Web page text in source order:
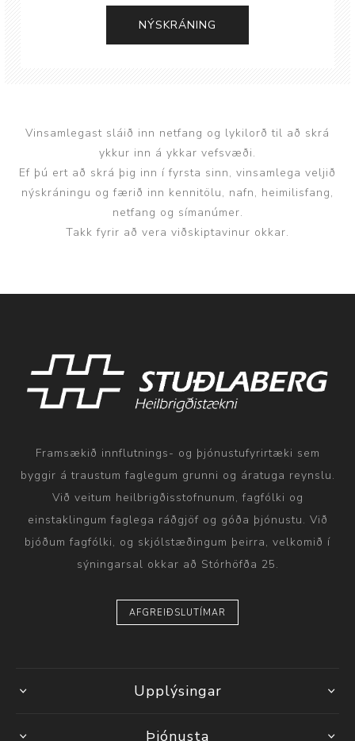
Vinsamlegast sláið inn netfang og lykilorð til að skrá
ykkur inn á ykkar vefsvæði.
Ef þú ert að skrá þig inn í fyrsta sinn, vinsamlega veljið
nýskráningu og færið inn kennitölu, nafn, heimilisfang,
netfang og símanúmer.
Takk fyrir að vera viðskiptavinur okkar.
Framsækið innflutnings- og þjónustufyrirtæki sem
byggir á traustum faglegum grunni og áratuga reynslu.
Við veitum heilbrigðisstofnunum, fagfólki og
einstaklingum faglega ráðgjöf og góða þjónustu. Við
bjóðum fagfólki, og skjólstæðingum þeirra, velkomið í
sýningarsal okkar að Stórhöfða 25.
AFGREIÐSLUTÍMAR
Upplýsingar
Þjónusta